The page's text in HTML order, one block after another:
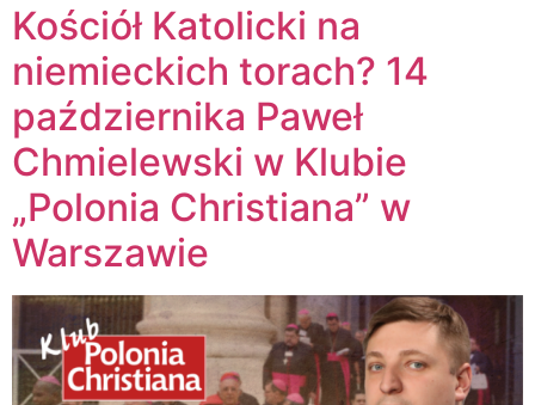
Kościół Katolicki na
niemieckich torach? 14
października Paweł
Chmielewski w Klubie
„Polonia Christiana” w
Warszawie